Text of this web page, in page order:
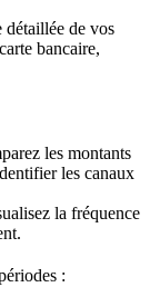
détaillée de vos
bancaire,
les montants
les canaux
la fréquence
: